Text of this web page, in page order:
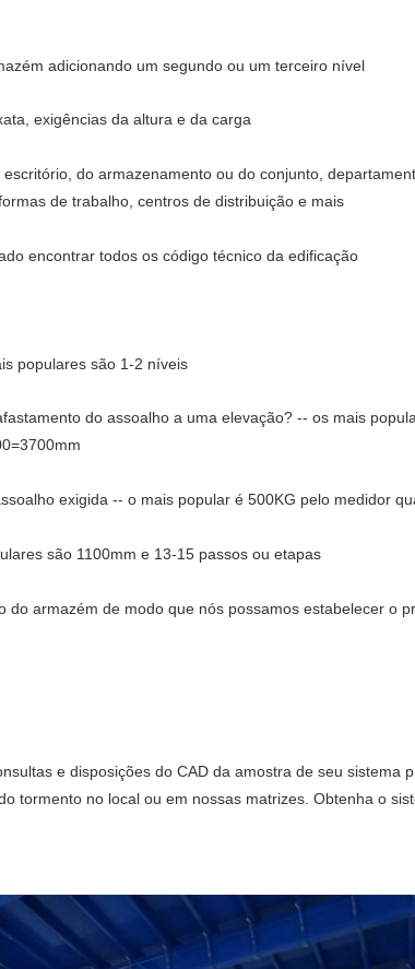
adicionando um segundo ou um terceiro nível
exigências da altura e da carga
do armazenamento ou do conjunto,
de trabalho, centros de distribuição e mais
encontrar todos os código técnico da edificação
populares são 1-2 níveis
do assoalho a uma elevação? -- os mais
exigida -- o mais popular é 500KG pelo medidor
são 1100mm e 13-15 passos ou etapas
do armazém de modo que nós possamos estabelecer o
e disposições do CAD da amostra de seu sistema
tormento no local ou em nossas matrizes. Obtenha o